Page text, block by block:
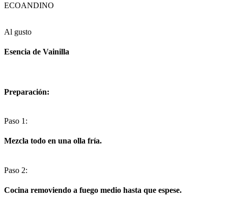
ECOANDINO
Al gusto
Esencia de Vainilla
Preparación:
Paso 1:
Mezcla todo en una olla fría.
Paso 2:
Cocina removiendo a fuego medio hasta que espese.